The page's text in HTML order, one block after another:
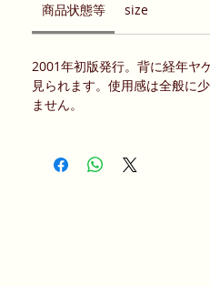
商品状態等 size
2001年初版発行。背に経年ヤ
見られます。使用感は全般に
ません。